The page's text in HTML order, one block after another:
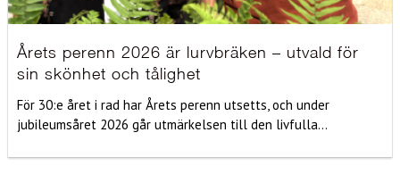
Årets perenn 2026 är lurvbräken – utvald för
sin skönhet och tålighet
För 30:e året i rad har Årets perenn utsetts, och under
jubileumsåret 2026 går utmärkelsen till den livfulla...